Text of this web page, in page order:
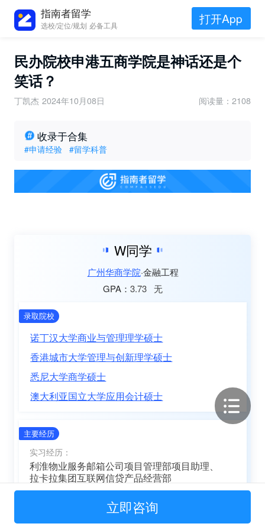
指南者留学
选校/定位/规划 必备工具 打开App
民办院校申港五商学院是神话还是个
笑话？
丁凯杰 2024年10月08日 阅读量：2108
收录于合集
#申请经验 #留学科普
W同学
广州华商学院 金融工程
GPA：3.73 无
录取院校
诺丁汉大学商业与管理理学硕士
香港城市大学管理与创新理学硕士
悉尼大学商学硕士
澳大利亚国立大学应用会计硕士
主要经历
实习经历：
利淮物业服务邮箱公司项目管理部项目助理、
拉卡拉集团互联网信贷产品经营部
万联证券营业部实习
立即咨询